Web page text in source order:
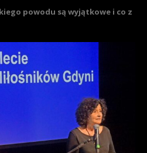
powodu są wyjątkowe i co z